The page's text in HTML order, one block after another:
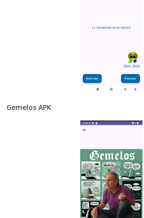
Gemelos APK